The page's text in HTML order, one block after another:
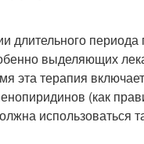
периода
выделяющих
эта терапия
(как
использоваться